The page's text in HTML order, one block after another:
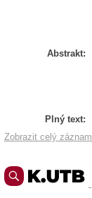
Abstrakt:
Plný text:
Zobrazit celý záznam